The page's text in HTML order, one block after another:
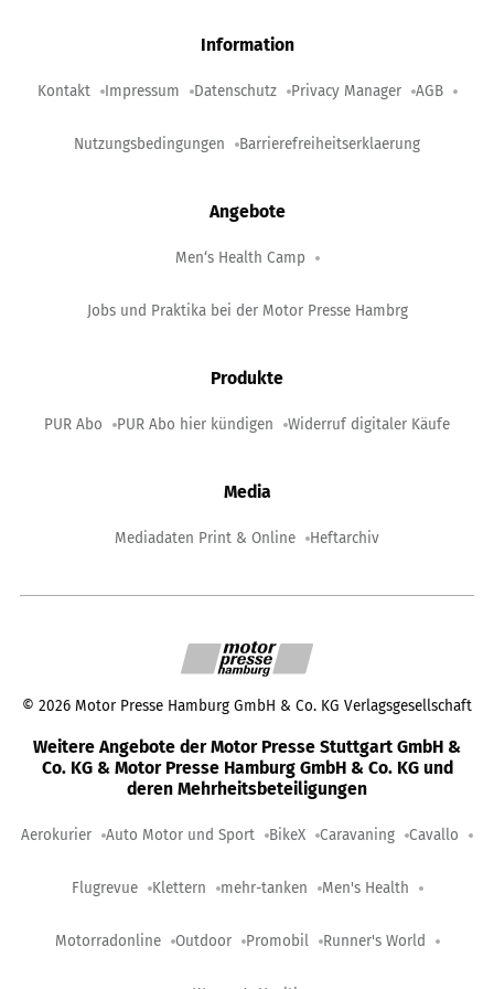
Information
Kontakt Impressum Datenschutz Privacy Manager AGB
Nutzungsbedingungen Barrierefreiheitserklaerung
Angebote
Men‘s Health Camp
Jobs und Praktika bei der Motor Presse Hambrg
Produkte
PUR Abo PUR Abo hier kündigen Widerruf digitaler Käufe
Media
Mediadaten Print & Online Heftarchiv
© 2026 Motor Presse Hamburg GmbH & Co. KG Verlagsgesellschaft
Weitere Angebote der Motor Presse Stuttgart GmbH &
Co. KG & Motor Presse Hamburg GmbH & Co. KG und
deren Mehrheitsbeteiligungen
Aerokurier Auto Motor und Sport BikeX Caravaning Cavallo
Flugrevue Klettern mehr-tanken Men's Health
Motorradonline Outdoor Promobil Runner's World